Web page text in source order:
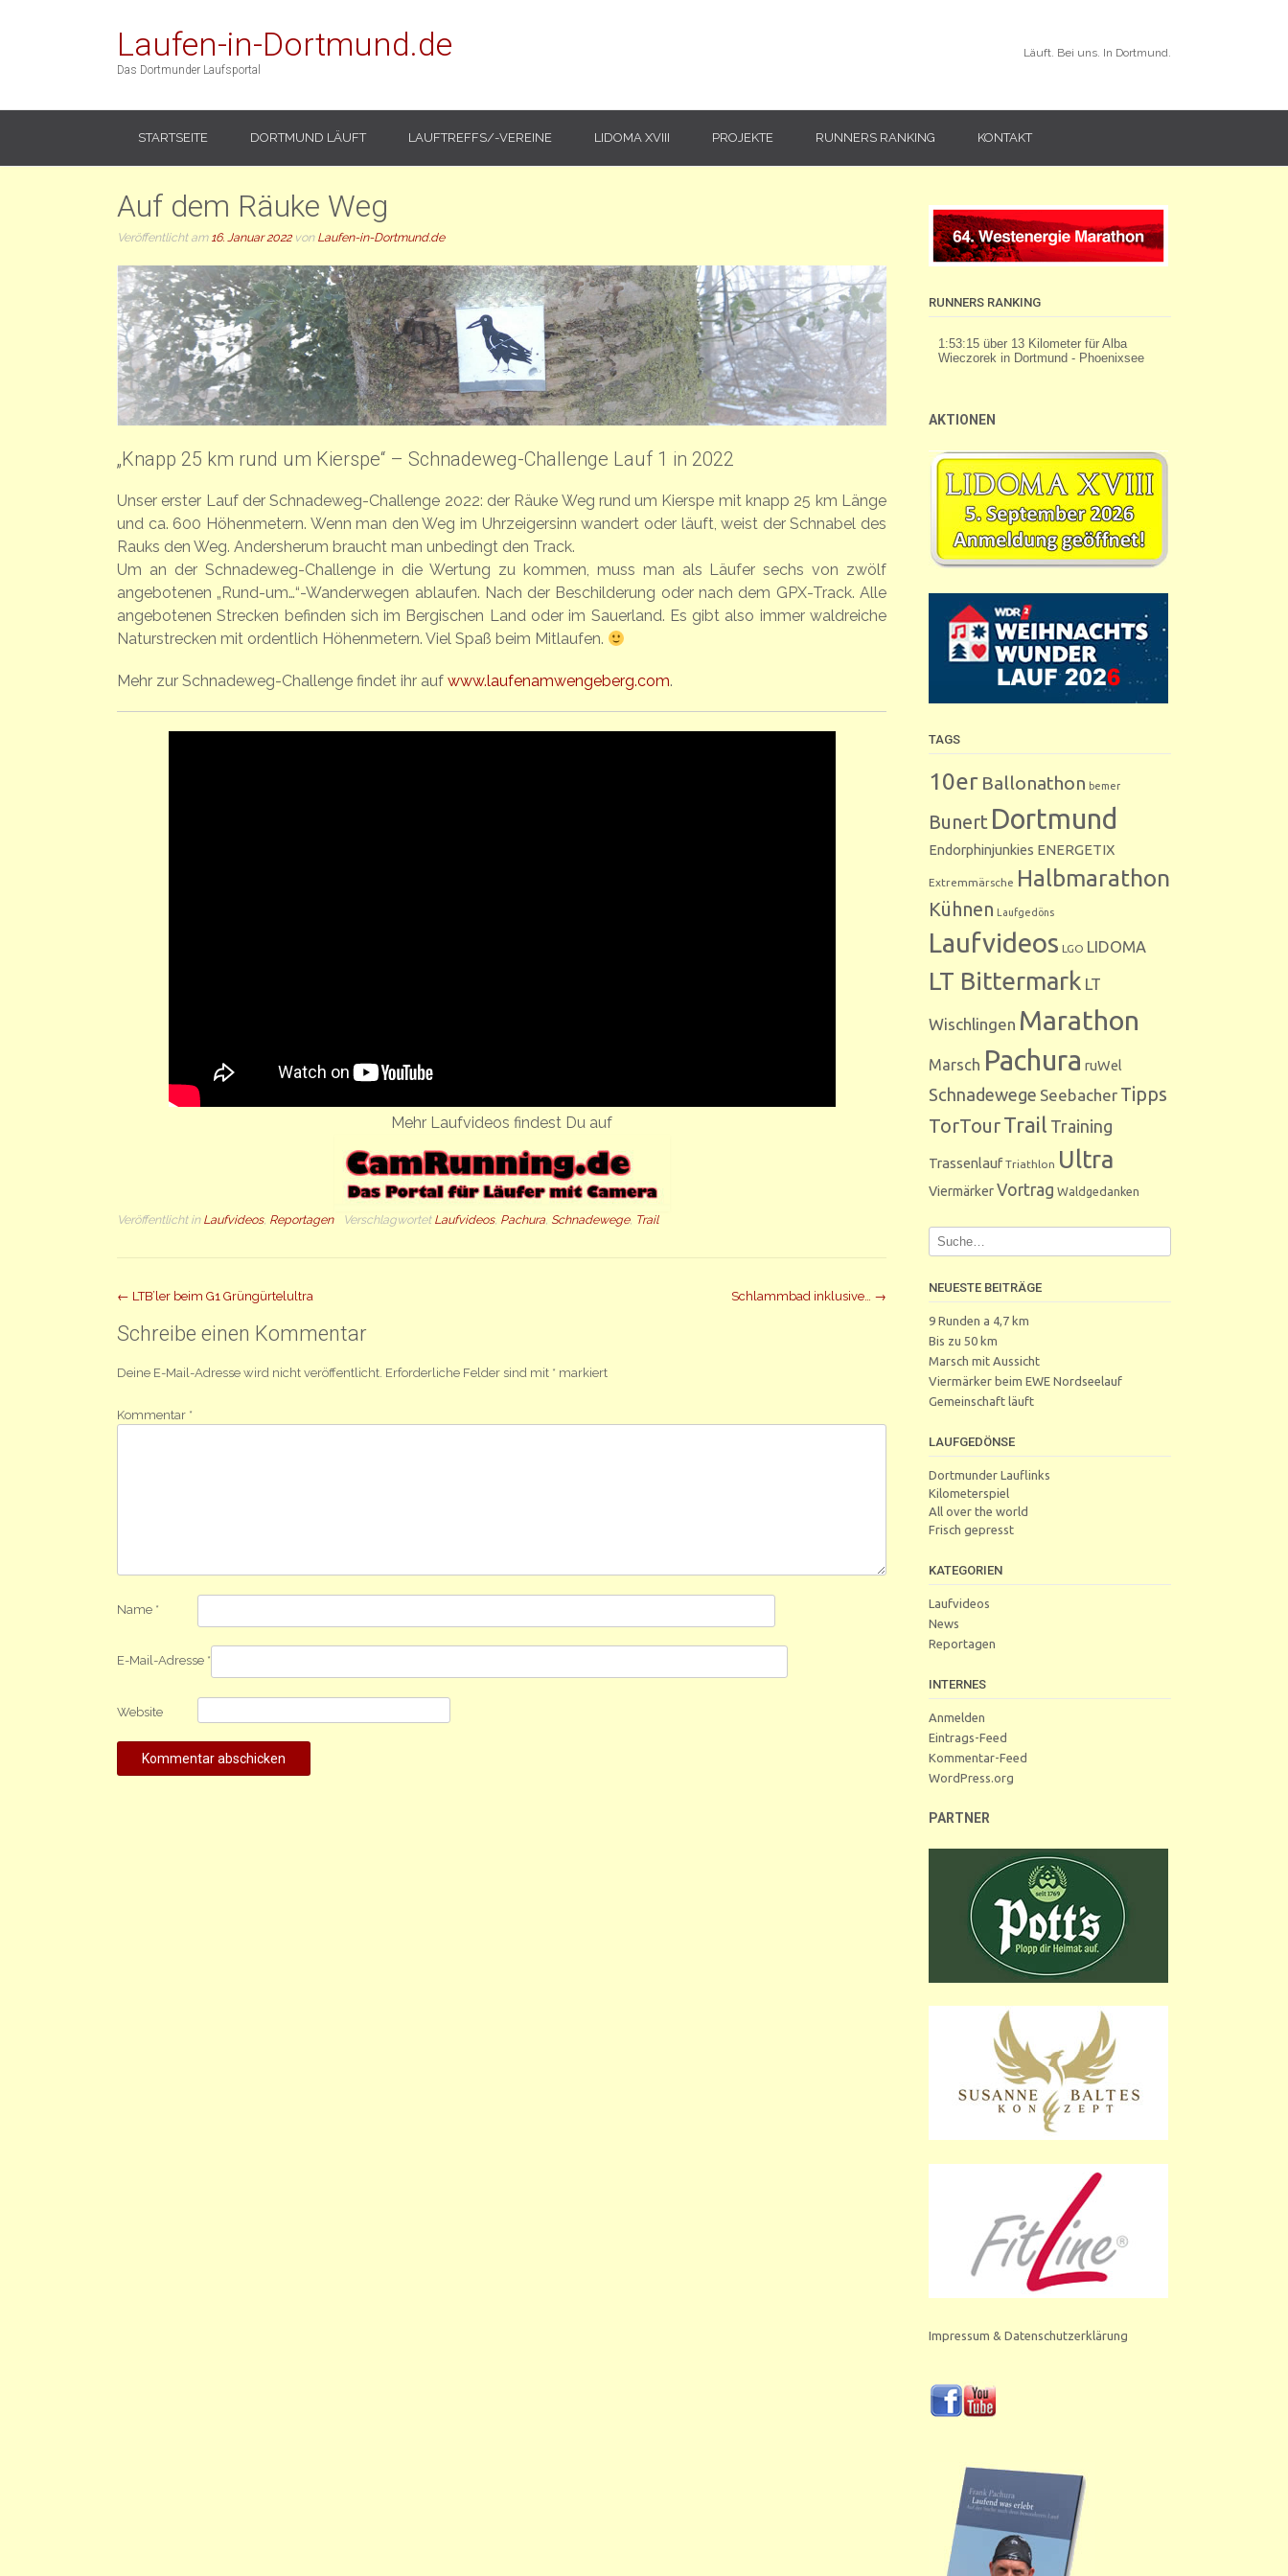
Laufen-in-Dortmund.de
Das Dortmunder Laufsportal
Läuft. Bei uns. In Dortmund.
STARTSEITE DORTMUND LÄUFT LAUFTREFFS/-VEREINE LIDOMA XVIII PROJEKTE RUNNERS RANKING KONTAKT
Auf dem Räuke Weg
Veröffentlicht am 16. Januar 2022von Laufen-in-Dortmund.de
„Knapp 25 km rund um Kierspe“ – Schnadeweg-Challenge Lauf 1 in 2022
Unser erster Lauf der Schnadeweg-Challenge 2022: der Räuke Weg rund um Kierspe mit knapp 25 km Länge
und ca. 600 Höhenmetern. Wenn man den Weg im Uhrzeigersinn wandert oder läuft, weist der Schnabel des
Rauks den Weg. Andersherum braucht man unbedingt den Track.
Um an der Schnadeweg-Challenge in die Wertung zu kommen, muss man als Läufer sechs von zwölf
angebotenen „Rund-um…“-Wanderwegen ablaufen. Nach der Beschilderung oder nach dem GPX-Track. Alle
angebotenen Strecken befinden sich im Bergischen Land oder im Sauerland. Es gibt also immer waldreiche
Naturstrecken mit ordentlich Höhenmetern. Viel Spaß beim Mitlaufen.
Mehr zur Schnadeweg-Challenge findet ihr auf www.laufenamwengeberg.com.
Mehr Laufvideos findest Du auf
Veröffentlicht in Laufvideos, Reportagen Verschlagwortet Laufvideos, Pachura Schnadewege, Trail
Beitrag
Navigation
← LTB’ler beim G1 Grüngürtelultra Schlammbad inklusive… →
Schreibe einen Kommentar
Deine E-Mail-Adresse wird nicht veröffentlicht. Erforderliche Felder sind mit * markiert
Kommentar *
Name *
E-Mail-Adresse *
Website
RUNNERS RANKING
AKTIONEN
TAGS
10er Ballonathon bemer
Bunert Dortmund
Endorphinjunkies ENERGETIX
Extremmärsche Halbmarathon
Kühnen Laufgedöns
Laufvideos LGO LIDOMA
LT Bittermark LT
Wischlingen Marathon
Marsch Pachura ruWel
Schnadewege Seebacher Tipps
TorTourTrail Training
Trassenlauf Triathlon Ultra
ViermärkerVortrag Waldgedanken
NEUESTE BEITRÄGE
9 Runden a 4,7 km
Bis zu 50 km
Marsch mit Aussicht
Viermärker beim EWE Nordseelauf
Gemeinschaft läuft
LAUFGEDÖNSE
Dortmunder Lauflinks
Kilometerspiel
All over the world
Frisch gepresst
KATEGORIEN
Laufvideos
News
Reportagen
INTERNES
Anmelden
Eintrags-Feed
Kommentar-Feed
WordPress.org
PARTNER
Impressum & Datenschutzerklärung